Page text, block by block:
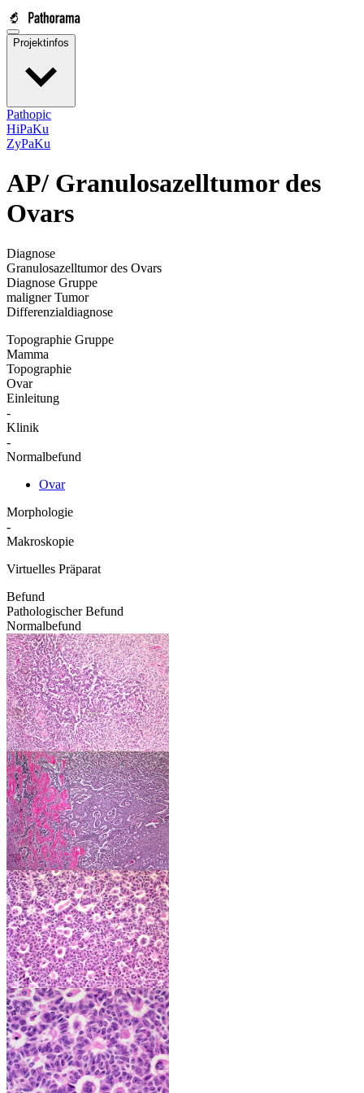
Projektinfos
Pathopic
HiPaKu
ZyPaKu
AP/ Granulosazelltumor des
Ovars
Diagnose
Granulosazelltumor des Ovars
Diagnose Gruppe
maligner Tumor
Differenzialdiagnose
Topographie Gruppe
Mamma
Topographie
Ovar
Einleitung
-
Klinik
-
Normalbefund
Ovar
Morphologie
-
Makroskopie
Virtuelles Präparat
Befund
Pathologischer Befund
Normalbefund